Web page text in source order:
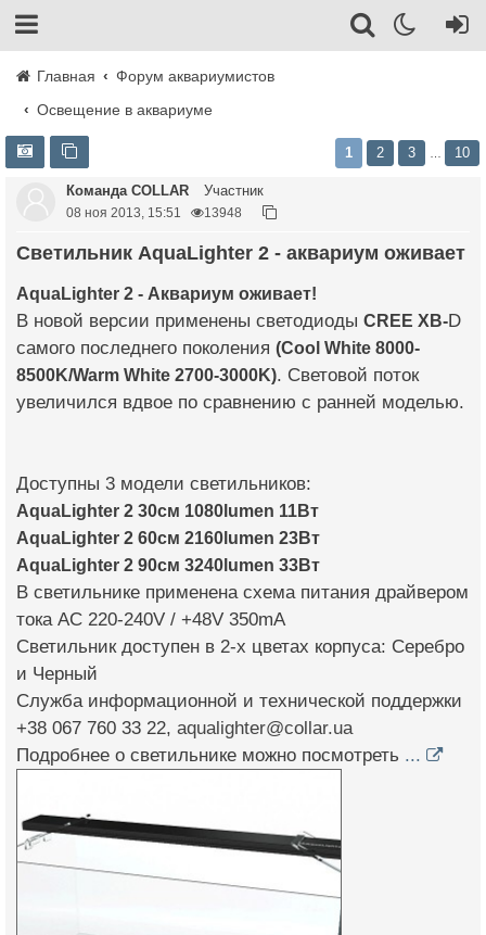
Главная
Форум аквариумистов
Освещение в аквариуме
1 2 3 10
Команда COLLAR Участник
08 ноя 2013, 15:51 13948
Светильник AquaLighter 2 - аквариум оживает
AquaLighter 2 - Аквариум оживает!
В новой версии применены светодиоды CREE XB-D
самого последнего поколения (Cool White 8000-
8500K/Warm White 2700-3000K). Световой поток
увеличился вдвое по сравнению с ранней моделью.
Доступны 3 модели светильников:
AquaLighter 2 30см 1080lumen 11Вт
AquaLighter 2 60см 2160lumen 23Вт
AquaLighter 2 90см 3240lumen 33Вт
В светильнике применена схема питания драйвером
тока AC 220-240V / +48V 350mA
Светильник доступен в 2-х цветах корпуса: Серебро
и Черный
Служба информационной и технической поддержки
+38 067 760 33 22, aqualighter@collar.ua
Подробнее о светильнике можно посмотреть ...